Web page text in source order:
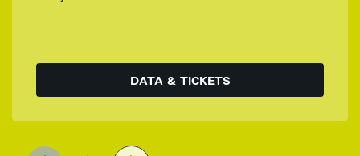
DATA & TICKETS